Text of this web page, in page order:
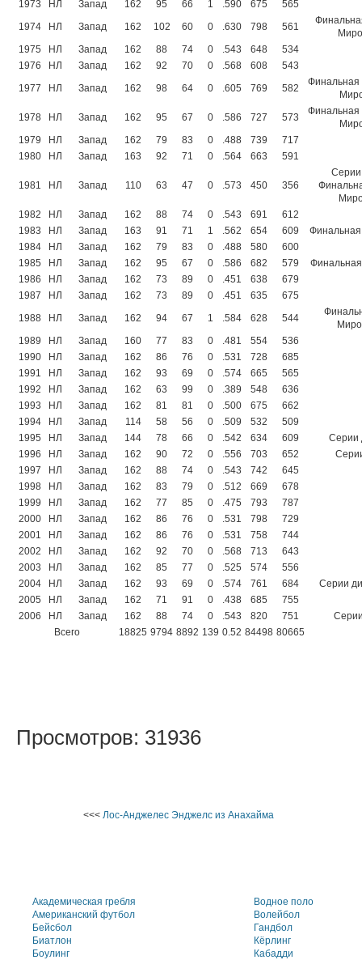
1973 НЛ Запад 162 95 66 1 .590 675
565
1974
НЛ Запад 162 102 60 0 .630 798 561
1975
НЛ Запад 162 88 74 0 .543 648
534
1976
НЛ Запад 162 92 70 0 .568 608
543
1977
НЛ Запад 162 98 64 0 .605 769 582
Финальная
1978
НЛ Запад 162 95 67 0 .586 727 573
Финальная
1979
НЛ Запад 162 79 83 0 .488 739
717
1980
НЛ Запад 163 92 71 0 .564 663 591
1981 НЛ Запад 110 63 47 0 .573 450 356
Серии
1982
НЛ Запад 162 88 74 0 .543 691
612
1983
НЛ Запад 163 91 71 1 .562 654 609
1984
НЛ Запад 162 79 83 0 .488 580
600
1985
НЛ Запад 162 95 67 0 .586 682 579
1986
НЛ Запад 162 73 89 0 .451 638
679
1987
НЛ Запад 162 73 89 0 .451 635
675
1988
НЛ Запад 162 94 67 1 .584 628 544
1989
НЛ Запад 160 77 83 0 .481 554
536
1990
НЛ Запад 162 86 76 0 .531 728
685
1991
НЛ Запад 162 93 69 0 .574 665
565
1992
НЛ Запад 162 63 99 0 .389 548
636
1993
НЛ Запад 162 81 81 0 .500 675
662
1994
НЛ Запад 114 58 56 0 .509 532
509
1995
НЛ Запад 144 78 66 0 .542 634 609
Серии
1996
НЛ Запад 162 90 72 0 .556 703 652
1997
НЛ Запад 162 88 74 0 .543 742
645
1998
НЛ Запад 162 83 79 0 .512 669
678
1999
НЛ Запад 162 77 85 0 .475 793
787
2000
НЛ Запад 162 86 76 0 .531 798
729
2001
НЛ Запад 162 86 76 0 .531 758
744
2002
НЛ Запад 162 92 70 0 .568 713
643
2003
НЛ Запад 162 85 77 0 .525 574
556
2004
НЛ Запад 162 93 69 0 .574 761 684
Серии
2005
НЛ Запад 162 71 91 0 .438 685
755
2006
НЛ Запад 162 88 74 0 .543 820 751
Всего
18825 9794 8892 139 0.52 84498 80665
Просмотров: 31936
<<< Лос-Анджелес Энджелс из Анахайма
Академическая гребля
Американский футбол
Бейсбол
Биатлон
Боулинг
Водное поло
Волейбол
Гандбол
Кёрлинг
Кабадди